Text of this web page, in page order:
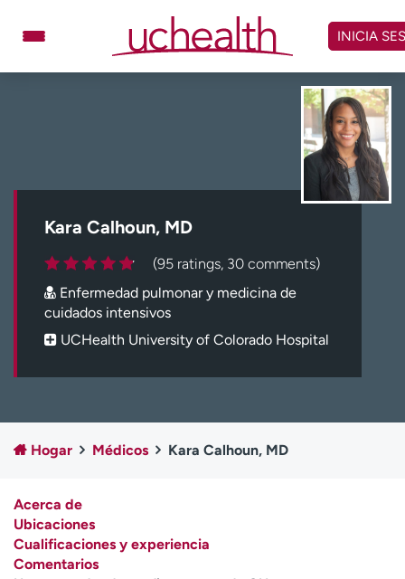
contenido
Especialidades
Programar cita
Carreras
Inicie sesión en My Health Connection
Acerca de UCHealth
Clases y eventos
Empleados
Profesionales
Contáctenos
A
INICIA
Kara Calhoun, MD
(95 ratings, 30 comments)
Enfermedad pulmonar y medicina de
cuidados intensivos
UCHealth University of Colorado Hospital
Hogar Médicos Kara Calhoun, MD
Acerca de
Ubicaciones
Cualificaciones y experiencia
Comentarios